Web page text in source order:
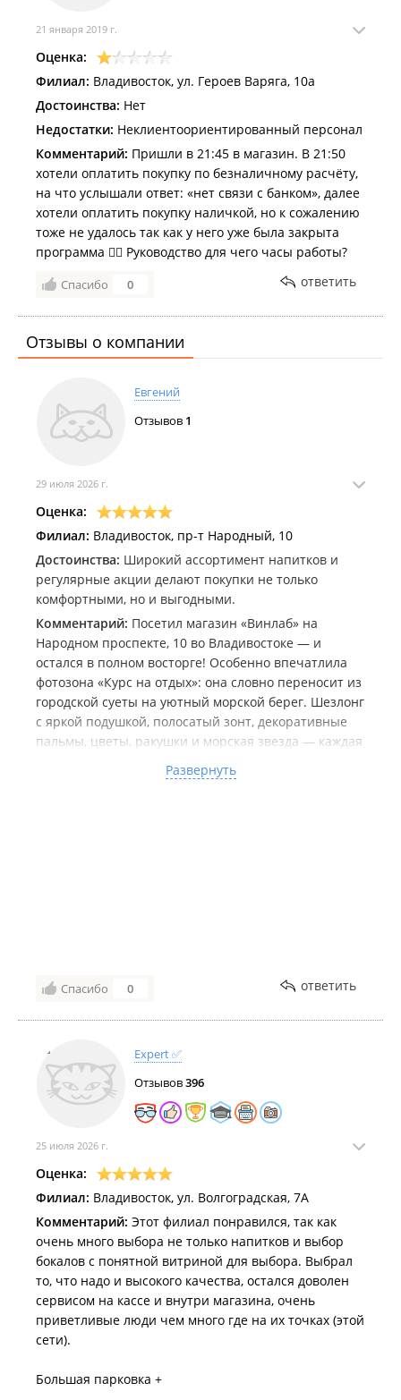
21 января 2019 г.
Оценка:
Филиал: Владивосток, ул. Героев Варяга, 10а
Достоинства: Нет
Недостатки: Неклиентоориентированный персонал
Комментарий: Пришли в 21:45 в магазин. В 21:50
хотели оплатить покупку по безналичному расчёту,
на что услышали ответ: «нет связи с банком», далее
хотели оплатить покупку наличкой, но к сожалению
тоже не удалось так как у него уже была закрыта
программа 🤷‍♀️ Руководство для чего часы работы?
Спасибо 0 ответить
Отзывы о компании
Евгений
Отзывов 1
29 июля 2026 г.
Оценка:
Филиал: Владивосток, пр-т Народный, 10
Достоинства: Широкий ассортимент напитков и
регулярные акции делают покупки не только
комфортными, но и выгодными.
Комментарий: Посетил магазин «Винлаб» на
Народном проспекте, 10 во Владивостоке — и
остался в полном восторге! Особенно впечатлила
фотозона «Курс на отдых»: она словно переносит из
городской суеты на уютный морской берег. Шезлонг
с яркой подушкой, полосатый зонт, декоративные
пальмы, цветы, ракушки и морская звезда — каждая
фотографировать. Снимки получаются очень
ещё!
Развернуть
Спасибо 0 ответить
Expert ✅
Отзывов396
25 июля 2026 г.
Оценка:
Филиал: Владивосток, ул. Волгоградская, 7А
Комментарий: Этот филиал понравился, так как
очень много выбора не только напитков и выбор
бокалов с понятной витриной для выбора. Выбрал
то, что надо и высокого качества, остался доволен
сервисом на кассе и внутри магазина, очень
приветливые люди чем много где на их точках (этой
сети).
Большая парковка +